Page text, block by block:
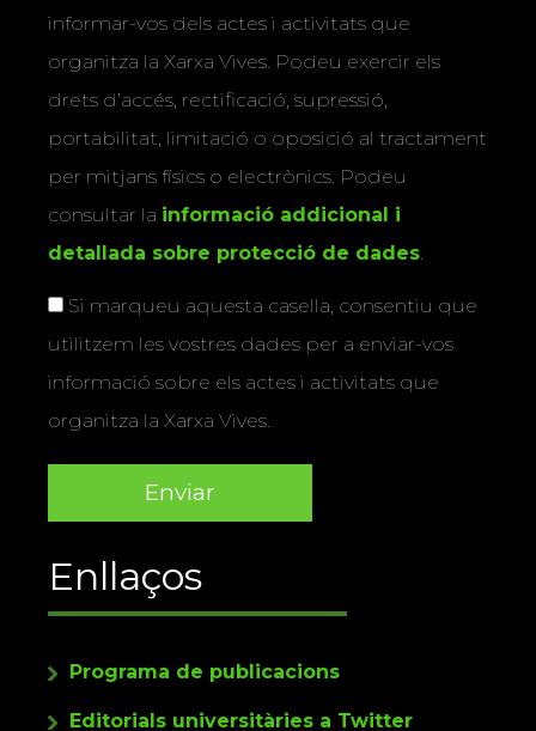
informar-vos dels actes i activitats que
organitza la Xarxa Vives. Podeu exercir els
drets d’accés, rectificació, supressió,
portabilitat, limitació o oposició al tractament
per mitjans físics o electrònics. Podeu
consultar la informació addicional i
detallada sobre protecció de dades.
Si marqueu aquesta casella, consentiu que
utilitzem les vostres dades per a enviar-vos
informació sobre els actes i activitats que
organitza la Xarxa Vives.
Enllaços
Programa de publicacions
Editorials universitàries a Twitter